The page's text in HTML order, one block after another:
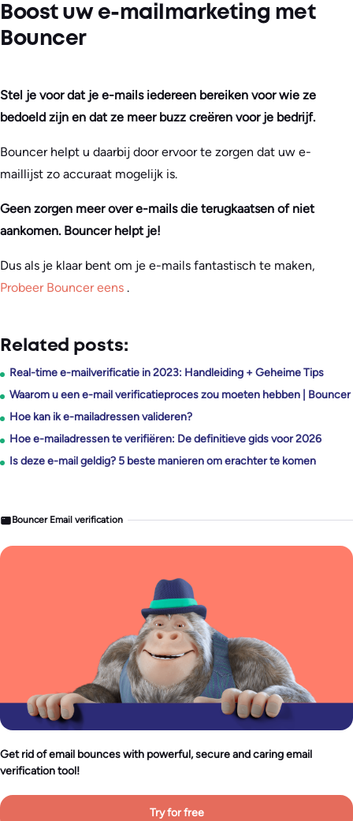
Boost uw e-mailmarketing met
Bouncer
Stel je voor dat je e-mails iedereen bereiken voor wie ze
bedoeld zijn en dat ze meer buzz creëren voor je bedrijf.
Bouncer helpt u daarbij door ervoor te zorgen dat uw e-
maillijst zo accuraat mogelijk is.
Geen zorgen meer over e-mails die terugkaatsen of niet
aankomen. Bouncer helpt je!
Dus als je klaar bent om je e-mails fantastisch te maken,
Probeer Bouncer eens .
Related posts:
Real-time e-mailverificatie in 2023: Handleiding + Geheime Tips
Waarom u een e-mail verificatieproces zou moeten hebben | Bouncer
Hoe kan ik e-mailadressen valideren?
Hoe e-mailadressen te verifiëren: De definitieve gids voor 2026
Is deze e-mail geldig? 5 beste manieren om erachter te komen
Bouncer Email verification
Get rid of email bounces with powerful, secure and caring email
verification tool!
Try for free